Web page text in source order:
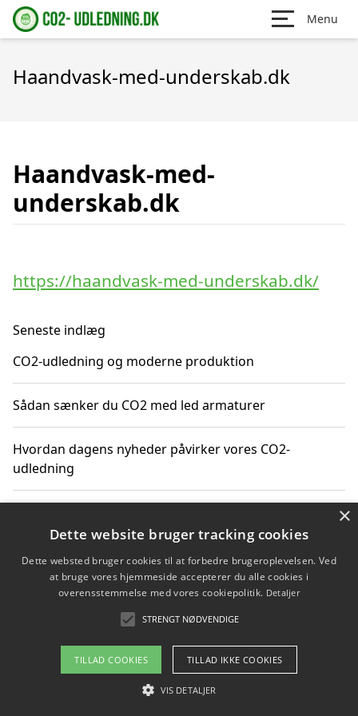
Menu
Haandvask-med-underskab.dk
Haandvask-med-
underskab.dk
https://haandvask-med-underskab.dk/
Seneste indlæg
CO2-udledning og moderne produktion
Sådan sænker du CO2 med led armaturer
Hvordan dagens nyheder påvirker vores CO2-
udledning
CO2-aftryk
Hvordan nyheder om CO2-udledning påvirker vores
hverdag
Copyright 2026 - Pilanto Aps
Om / kontakt
Blog Betingelser
×
Dette website bruger tracking cookies
Dette websted bruger cookies til at forbedre brugeroplevelsen. Ved
at bruge vores hjemmeside accepterer du alle cookies i
overensstemmelse med vores cookiepolitik. Detaljer
STRENGT NØDVENDIGE
TILLAD COOKIES TILLAD IKKE COOKIES
VIS DETALJER